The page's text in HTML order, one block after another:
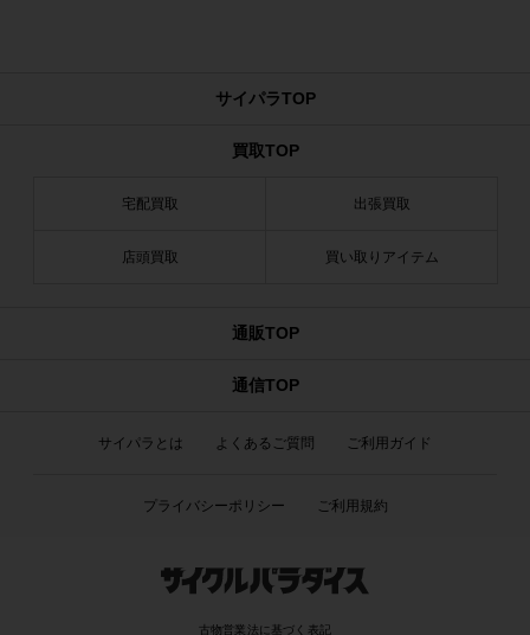
サイパラTOP
買取TOP
宅配買取 出張買取
店頭買取 買い取りアイテム
通販TOP
通信TOP
サイパラとは よくあるご質問 ご利用ガイド
プライバシーポリシー ご利用規約
古物営業法に基づく表記